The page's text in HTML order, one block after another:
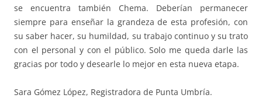
se encuentra también Chema. Deberían permanecer
siempre para enseñar la grandeza de esta profesión, con
su saber hacer, su humildad, su trabajo continuo y su trato
con el personal y con el público. Solo me queda darle las
gracias por todo y desearle lo mejor en esta nueva etapa.
Sara Gómez López, Registradora de Punta Umbría.